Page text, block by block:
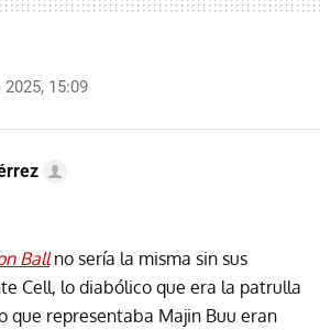
15:09
Ball no sería la misma sin sus
Cell, lo diabólico que era la patrulla
que representaba Majin Buu eran